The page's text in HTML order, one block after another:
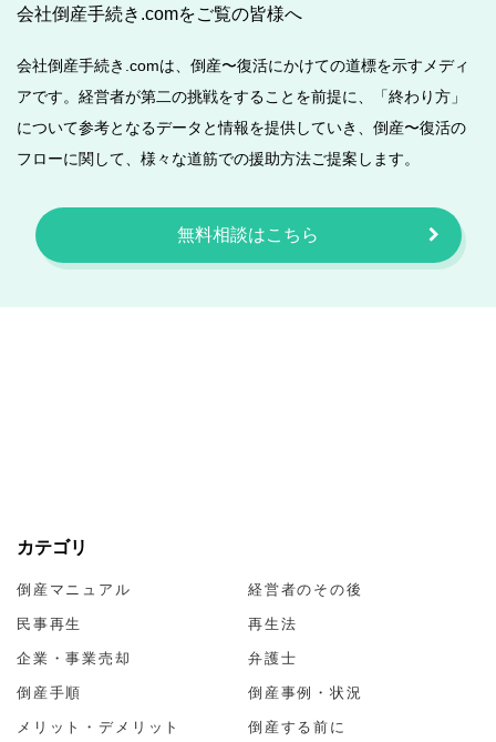
会社倒産手続き.comをご覧の皆様へ
会社倒産手続き.comは、倒産〜復活にかけての道標を示すメディ
アです。経営者が第二の挑戦をすることを前提に、「終わり方」
について参考となるデータと情報を提供していき、倒産〜復活の
フローに関して、様々な道筋での援助方法ご提案します。
無料相談はこちら
カテゴリ
倒産マニュアル 経営者のその後
民事再生 再生法
企業・事業売却 弁護士
倒産手順 倒産事例・状況
メリット・デメリット 倒産する前に